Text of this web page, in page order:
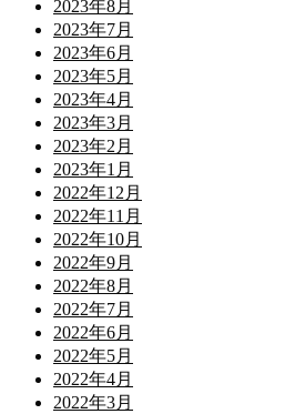
2023年8月
2023年7月
2023年6月
2023年5月
2023年4月
2023年3月
2023年2月
2023年1月
2022年12月
2022年11月
2022年10月
2022年9月
2022年8月
2022年7月
2022年6月
2022年5月
2022年4月
2022年3月